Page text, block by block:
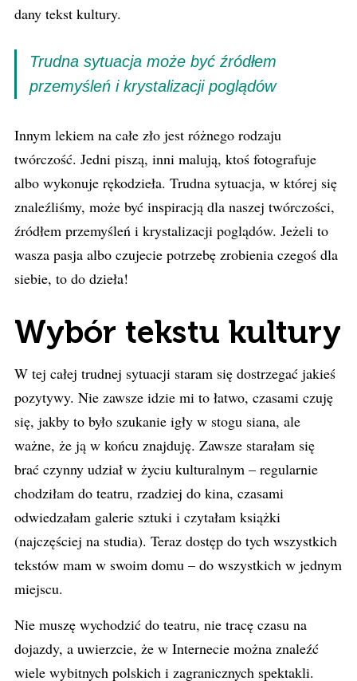
dany tekst kultury.
Trudna sytuacja może być źródłem
przemyśleń i krystalizacji poglądów
Innym lekiem na całe zło jest różnego rodzaju
twórczość. Jedni piszą, inni malują, ktoś fotografuje
albo wykonuje rękodzieła. Trudna sytuacja, w której się
znaleźliśmy, może być inspiracją dla naszej twórczości,
źródłem przemyśleń i krystalizacji poglądów. Jeżeli to
wasza pasja albo czujecie potrzebę zrobienia czegoś dla
siebie, to do dzieła!
Wybór tekstu kultury
W tej całej trudnej sytuacji staram się dostrzegać jakieś
pozytywy. Nie zawsze idzie mi to łatwo, czasami czuję
się, jakby to było szukanie igły w stogu siana, ale
ważne, że ją w końcu znajduję. Zawsze starałam się
brać czynny udział w życiu kulturalnym – regularnie
chodziłam do teatru, rzadziej do kina, czasami
odwiedzałam galerie sztuki i czytałam książki
(najczęściej na studia). Teraz dostęp do tych wszystkich
tekstów mam w swoim domu – do wszystkich w jednym
miejscu.
Nie muszę wychodzić do teatru, nie tracę czasu na
dojazdy, a uwierzcie, że w Internecie można znaleźć
wiele wybitnych polskich i zagranicznych spektakli.